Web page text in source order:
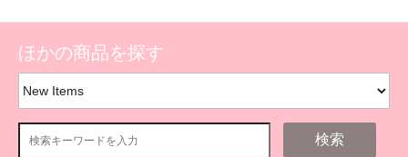
ほかの商品を探す
検索